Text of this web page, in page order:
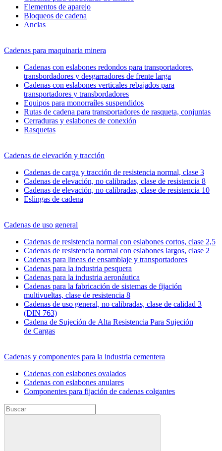
Elementos de aparejo
Bloqueos de cadena
Anclas
Cadenas para maquinaria minera
Cadenas con eslabones redondos para transportadores,
transbordadores y desgarradores de frente larga
Cadenas con eslabones verticales rebajados para
transportadores y transbordadores
Equipos para monorraíles suspendidos
Rutas de cadena para transportadores de rasqueta, conjuntas
Cerraduras y eslabones de conexión
Rasquetas
Cadenas de elevación y tracción
Cadenas de carga y tracción de resistencia normal, clase 3
Cadenas de elevación, no calibradas, clase de resistencia 8
Cadenas de elevación, no calibradas, clase de resistencia 10
Eslingas de cadena
Cadenas de uso general
Cadenas de resistencia normal con eslabones cortos, clase 2,5
Cadenas de resistencia normal con eslabones largos, clase 2
Cadenas para lineas de ensamblaje y transportadores
Cadenas para la industria pesquera
Cadenas para la industria aeronáutica
Cadenas para la fabricación de sistemas de fijación
multivueltas, clase de resistencia 8
Cadenas de uso general, no calibradas, clase de calidad 3
(DIN 763)
Cadena de Sujeción de Alta Resistencia Para Sujeción
de Cargas
Cadenas y componentes para la industria cementera
Cadenas con eslabones ovalados
Cadenas con eslabones anulares
Componentes para fijación de cadenas colgantes